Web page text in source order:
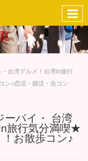
・台湾グルメ！台湾in旅行
ン♪恋活・婚活・合コン
ーパイ・ 台湾
旅行気分満喫★
お散歩コン♪